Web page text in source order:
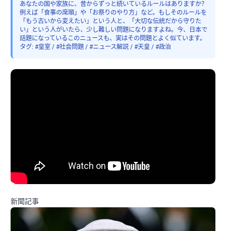
あなたの国や家族に、昔からずっと続いているルールはありますか？
例えば「食事の席順」や「お祭りのやり方」など。もしそのルールを
「もう古いから変えたい」という人と、「大切な伝統だから守りた
い」という人がいたら、少し難しい問題になりますよね。今、日本で
話題になっているこのニュースも、実はその問題とよく似ています。
タグ: #皇室 / #社会問題 / #ニュース解説 / #天皇 / #政治
新聞記事